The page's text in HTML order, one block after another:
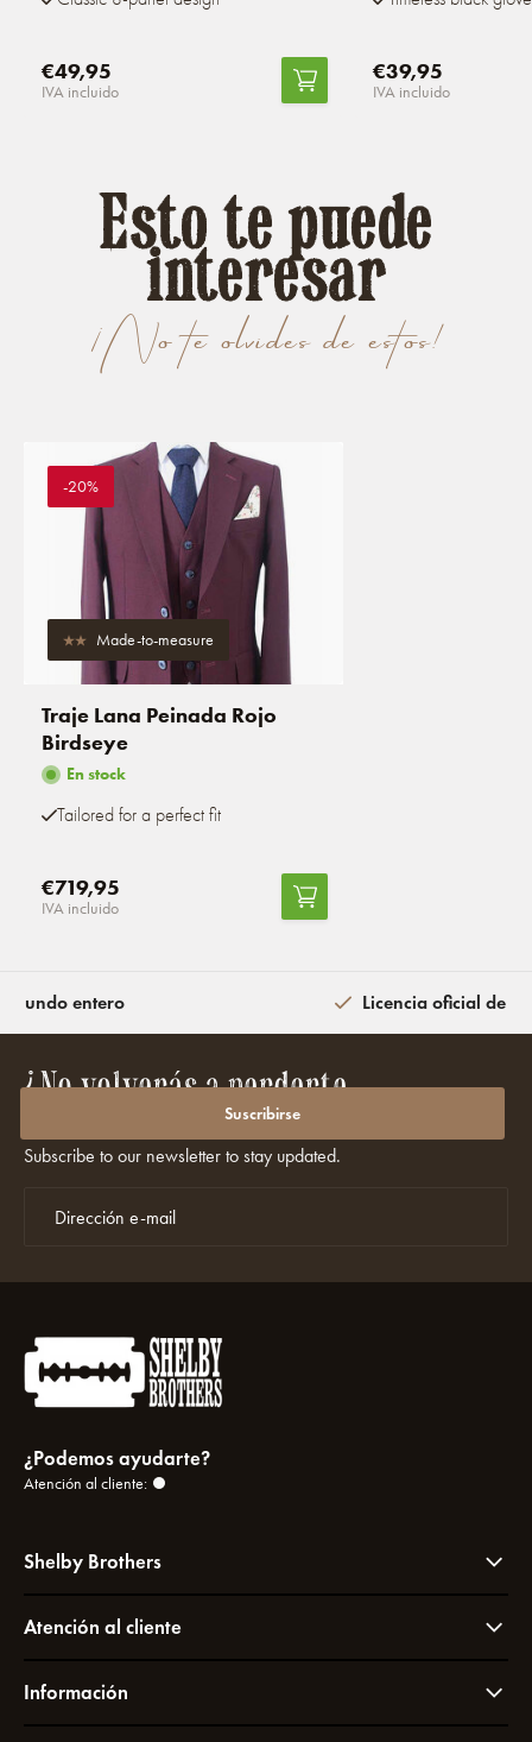
€49,95
IVA incluido
€39,95
IVA incluido
¡No te olvides de estos!
Esto te puede
interesar
-20%
Made-to-measure
Traje Lana Peinada Rojo
Birdseye
En stock
Tailored for a perfect fit
€719,95
IVA incluido
mundo entero Licencia oficial de
¿No volverás a perderte
promociones ni descuentos?
Subscribe to our newsletter to stay updated.
Suscribirse
¿Podemos ayudarte?
Atención al cliente:
Shelby Brothers
Atención al cliente
Información